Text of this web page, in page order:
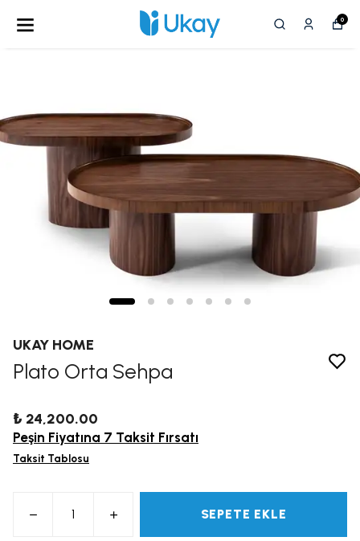
0
UKAY HOME
Plato Orta Sehpa
₺ 24,200.00
Peşin Fiyatına 7 Taksit Fırsatı
Taksit Tablosu
SEPETE EKLE